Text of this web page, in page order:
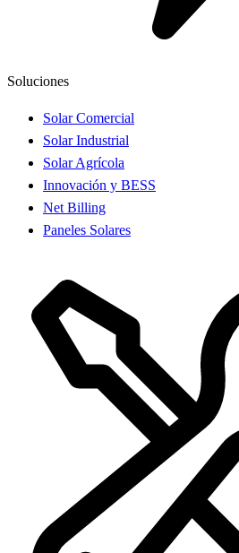
Soluciones
Solar Comercial
Solar Industrial
Solar Agrícola
Innovación y BESS
Net Billing
Paneles Solares